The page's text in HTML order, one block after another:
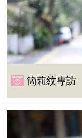
簡莉紋專訪